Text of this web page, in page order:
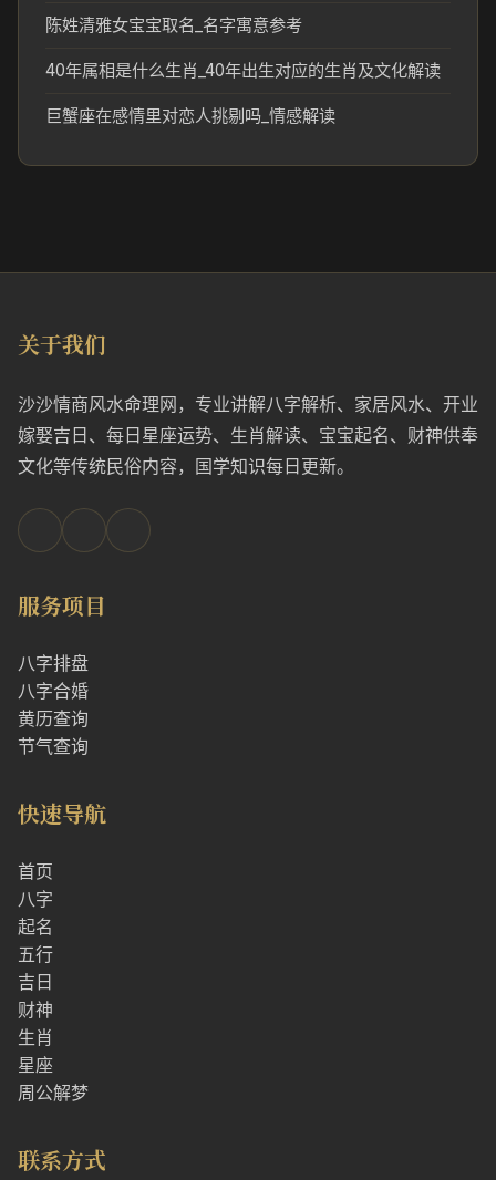
陈姓清雅女宝宝取名_名字寓意参考
40年属相是什么生肖_40年出生对应的生肖及文化解读
巨蟹座在感情里对恋人挑剔吗_情感解读
关于我们
沙沙情商风水命理网，专业讲解八字解析、家居风水、开业
嫁娶吉日、每日星座运势、生肖解读、宝宝起名、财神供奉
文化等传统民俗内容，国学知识每日更新。
服务项目
八字排盘
八字合婚
黄历查询
节气查询
快速导航
首页
八字
起名
五行
吉日
财神
生肖
星座
周公解梦
联系方式